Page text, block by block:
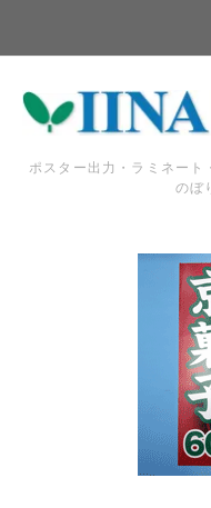
ポスター出力・ラミネート
のぼ